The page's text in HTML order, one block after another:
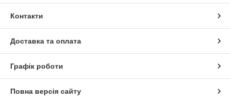
Контакти
Доставка та оплата
Графік роботи
Повна версія сайту